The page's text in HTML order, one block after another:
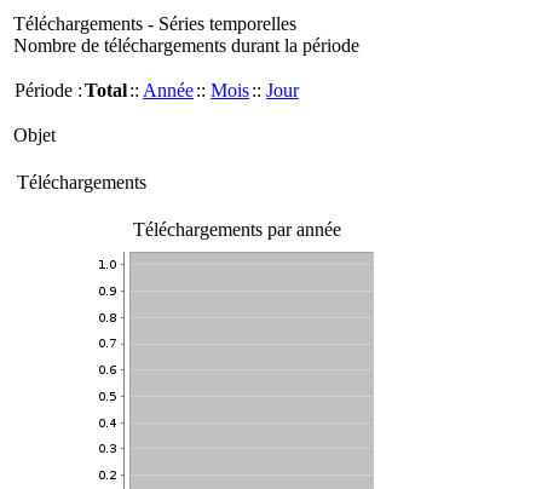
Téléchargements - Séries temporelles
Nombre de téléchargements durant la période
Période :Total:: Année:: Mois:: Jour
Objet
Téléchargements
Téléchargements par année